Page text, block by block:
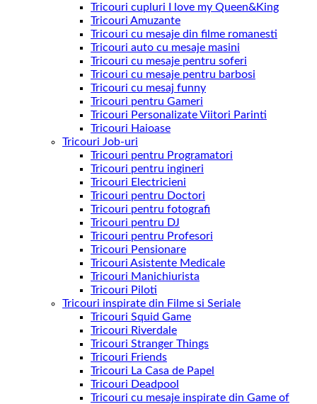
Tricouri cupluri I love my Queen&King
Tricouri Amuzante
Tricouri cu mesaje din filme romanesti
Tricouri auto cu mesaje masini
Tricouri cu mesaje pentru soferi
Tricouri cu mesaje pentru barbosi
Tricouri cu mesaj funny
Tricouri pentru Gameri
Tricouri Personalizate Viitori Parinti
Tricouri Haioase
Tricouri Job-uri
Tricouri pentru Programatori
Tricouri pentru ingineri
Tricouri Electricieni
Tricouri pentru Doctori
Tricouri pentru fotografi
Tricouri pentru DJ
Tricouri pentru Profesori
Tricouri Pensionare
Tricouri Asistente Medicale
Tricouri Manichiurista
Tricouri Piloti
Tricouri inspirate din Filme si Seriale
Tricouri Squid Game
Tricouri Riverdale
Tricouri Stranger Things
Tricouri Friends
Tricouri La Casa de Papel
Tricouri Deadpool
Tricouri cu mesaje inspirate din Game of